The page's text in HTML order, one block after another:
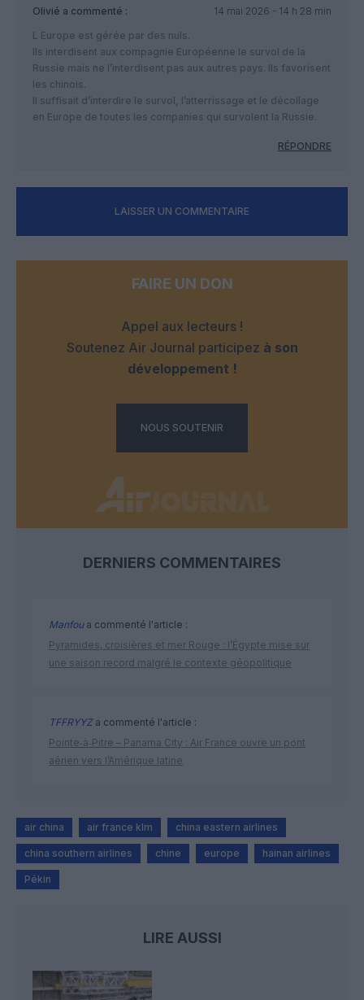
Olivié a commenté :
14 mai 2026 - 14 h 28 min
L Europe est gérée par des nuls.
Ils interdisent aux compagnie Européenne le survol de la
Russie mais ne l’interdisent pas aux autres pays. Ils favorisent
les chinois.
Il suffisait d’interdire le survol, l’atterrissage et le décollage
en Europe de toutes les companies qui survolent la Russie.
RÉPONDRE
LAISSER UN COMMENTAIRE
FAIRE UN DON
Appel aux lecteurs !
Soutenez Air Journal participez à son
développement !
NOUS SOUTENIR
DERNIERS COMMENTAIRES
Manfoua commenté l'article :
Pyramides, croisières et mer Rouge : l’Égypte mise sur
une saison record malgré le contexte géopolitique
TFFRYYZa commenté l'article :
Pointe‑à‑Pitre – Panama City : Air France ouvre un pont
aérien vers l’Amérique latine
air china air france klm china eastern airlines
china southern airlines chine europe hainan airlines
Pékin
LIRE AUSSI